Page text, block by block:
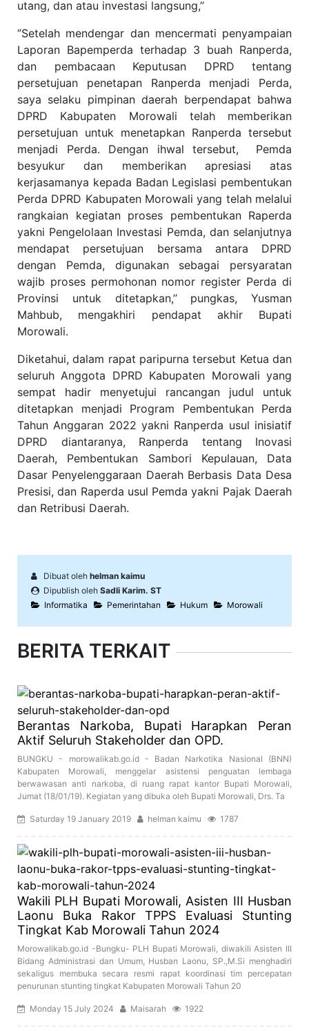
utang, dan atau investasi langsung,’’
‘’Setelah mendengar dan mencermati penyampaian
Laporan Bapemperda terhadap 3 buah Ranperda,
dan pembacaan Keputusan DPRD tentang
persetujuan penetapan Ranperda menjadi Perda,
saya selaku pimpinan daerah berpendapat bahwa
DPRD Kabupaten Morowali telah memberikan
persetujuan untuk menetapkan Ranperda tersebut
menjadi Perda. Dengan ihwal tersebut,
Pemda
besyukur dan memberikan apresiasi atas
kerjasamanya kepada Badan Legislasi pembentukan
Perda DPRD Kabupaten Morowali yang telah melalui
rangkaian kegiatan proses pembentukan Raperda
yakni Pengelolaan Investasi Pemda, dan selanjutnya
mendapat persetujuan bersama antara DPRD
dengan Pemda, digunakan sebagai persyaratan
wajib proses permohonan nomor register Perda di
Provinsi untuk ditetapkan,’’ pungkas, Yusman
Mahbub, mengakhiri pendapat akhir Bupati
Morowali.
Diketahui, dalam rapat paripurna tersebut Ketua dan
seluruh Anggota DPRD Kabupaten Morowali yang
sempat hadir menyetujui rancangan judul untuk
ditetapkan menjadi Program Pembentukan Perda
Tahun Anggaran 2022 yakni Ranperda usul inisiatif
DPRD diantaranya, Ranperda tentang Inovasi
Daerah, Pembentukan Sambori Kepulauan, Data
Dasar Penyelenggaraan Daerah Berbasis Data Desa
Presisi, dan Raperda usul Pemda yakni Pajak Daerah
dan Retribusi Daerah.
Dibuat oleh helman kaimu
Dipublish oleh Sadli Karim. ST
Informatika
Pemerintahan Hukum Morowali
BERITA TERKAIT
Berantas Narkoba, Bupati Harapkan Peran
Aktif Seluruh Stakeholder dan OPD.
BUNGKU - morowalikab.go.id - Badan Narkotika Nasional (BNN)
Kabupaten Morowali, menggelar asistensi penguatan lembaga
berwawasan anti narkoba, di ruang rapat kantor Bupati Morowali,
Jumat (18/01/19). Kegiatan yang dibuka oleh Bupati Morowali, Drs. Ta
Saturday 19 January 2019 helman kaimu 1787
Wakili PLH Bupati Morowali, Asisten III Husban
Laonu Buka Rakor TPPS Evaluasi Stunting
Tingkat Kab Morowali Tahun 2024
Morowalikab.go.id -Bungku- PLH Bupati Morowali, diwakili Asisten III
Bidang Administrasi dan Umum, Husban Laonu, SP.,M.Si menghadiri
sekaligus membuka secara resmi rapat koordinasi tim percepatan
penurunan stunting tingkat Kabupaten Morowali Tahun 20
Monday 15 July 2024 Maisarah 1922